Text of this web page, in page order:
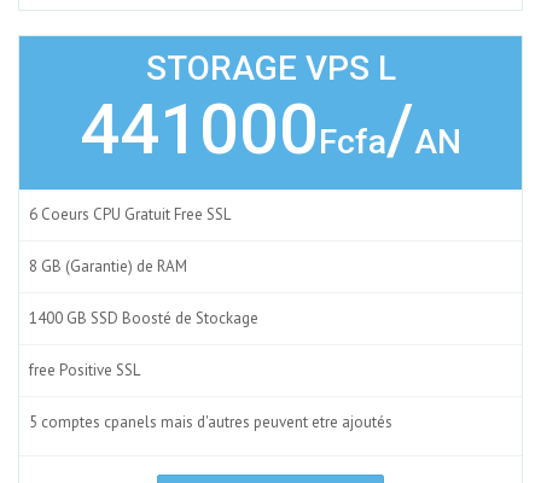
STORAGE VPS L
441000Fcfa/AN
6 Coeurs CPU Gratuit Free SSL
8 GB (Garantie) de RAM
1400 GB SSD Boosté de Stockage
free Positive SSL
5 comptes cpanels mais d'autres peuvent etre ajoutés